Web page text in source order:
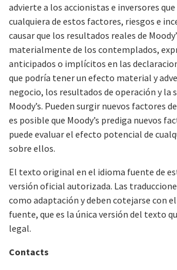
advierte a los accionistas e inversores
cualquiera de estos factores, riesgos e
causar que los resultados reales de
materialmente de los contemplados,
anticipados o implícitos en las
que podría tener un efecto material y
negocio, los resultados de operación y la
Moody’s. Pueden surgir nuevos factores
es posible que Moody’s prediga nuevos
puede evaluar el efecto potencial de
sobre ellos.
El texto original en el idioma fuente de
versión oficial autorizada. Las
como adaptación y deben cotejarse con
fuente, que es la única versión del texto
legal.
Contacts